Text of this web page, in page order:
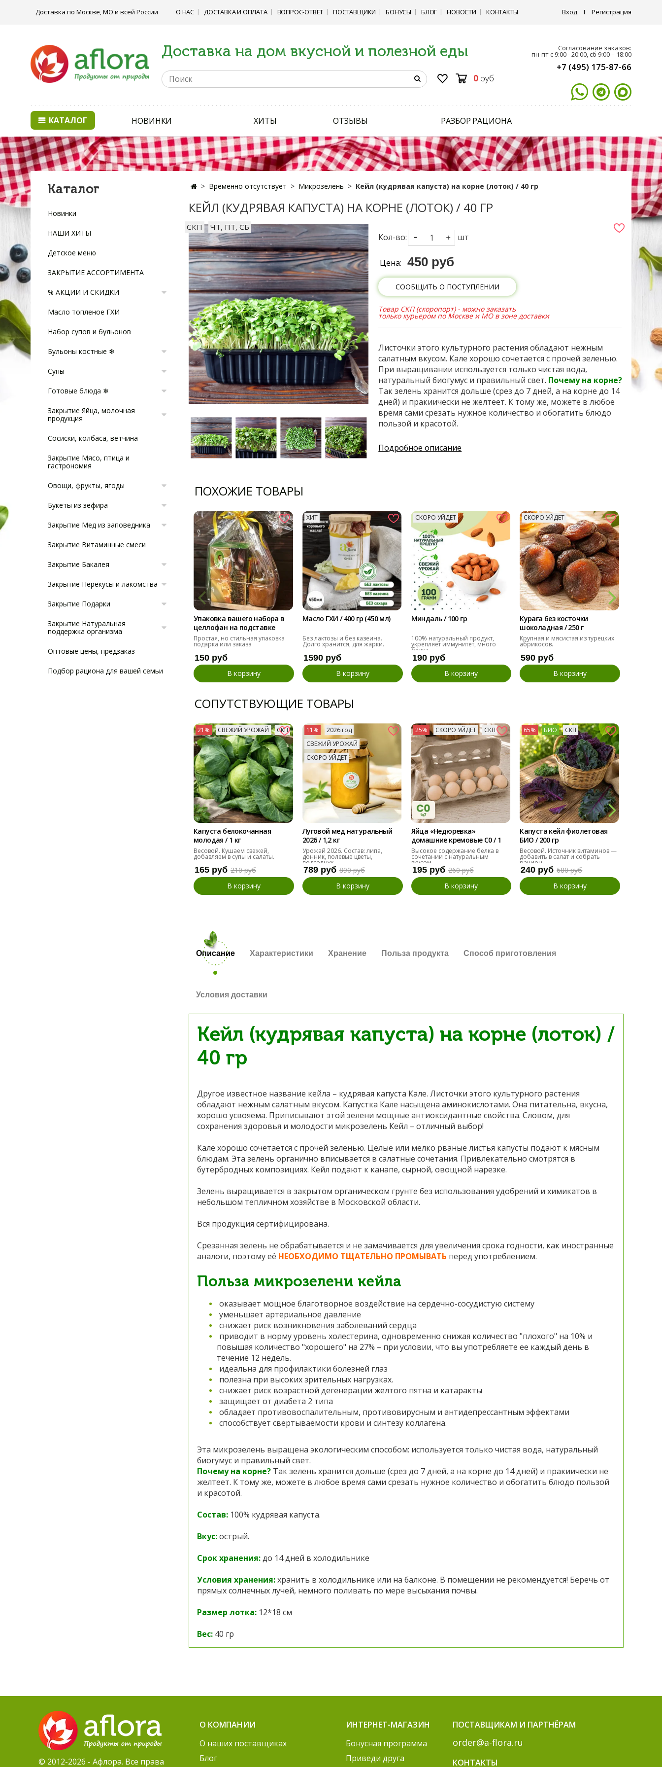
Доставка по Москве, МО и всей России О НАС ДОСТАВКА И ОПЛАТА ВОПРОС-ОТВЕТ ПОСТАВЩИКИ БОНУСЫ БЛОГ НОВОСТИ КОНТАКТЫ Вход I Регистрация
Доставка на дом вкусной и полезной еды
0 руб
Согласование заказов:
пн-пт с 9:00 - 20:00, сб 9:00 – 18:00
+7 (495) 175-87-66
КАТАЛОГ НОВИНКИ ХИТЫ ОТЗЫВЫ РАЗБОР РАЦИОНА
Временно отсутствует Микрозелень Кейл (кудрявая капуста) на корне (лоток) / 40 гр
КЕЙЛ (КУДРЯВАЯ КАПУСТА) НА КОРНЕ (ЛОТОК) / 40 ГР
СКП ЧТ, ПТ, СБ
Кол-во: шт
Цена: 450 руб
СООБЩИТЬ О ПОСТУПЛЕНИИ
Товар СКП (скоропорт) - можно заказать
только курьером по Москве и МО в зоне доставки
Листочки этого культурного растения обладают нежным
салатным вкусом. Кале хорошо сочетается с прочей зеленью.
При выращивании используется только чистая вода,
натуральный биогумус и правильный свет. Почему на корне?
Так зелень хранится дольше (срез до 7 дней, а на корне до 14
дней) и пракиически не желтеет. К тому же, можете в любое
время сами срезать нужное количество и обогатить блюдо
пользой и красотой.
Подробное описание
ПОХОЖИЕ ТОВАРЫ
Упаковка вашего набора в
целлофан на подставке
Простая, но стильная упаковка
подарка или заказа
150 руб
В корзину
ХИТ
Масло ГХИ / 400 гр (450 мл)
Без лактозы и без казеина.
Долго хранится, для жарки.
1590 руб
В корзину
СКОРО УЙДЕТ
Миндаль / 100 гр
100% натуральный продукт,
укрепляет иммунитет, много
белка.
190 руб
В корзину
СКОРО УЙДЕТ
Курага без косточки
шоколадная / 250 г
Крупная и мясистая из турецких
абрикосов.
590 руб
В корзину
СОПУТСТВУЮЩИЕ ТОВАРЫ
21% СВЕЖИЙ УРОЖАЙ СКП
Капуста белокочанная
молодая / 1 кг
Весовой. Кушаем свежей,
добавляем в супы и салаты.
165 руб 210 руб
В корзину
11%
2026 год
СВЕЖИЙ УРОЖАЙ
СКОРО УЙДЕТ
Луговой мед натуральный
2026 / 1,2 кг
Урожай 2026. Состав: липа,
донник, полевые цветы,
подсолнух
789 руб 890 руб
В корзину
25% СКОРО УЙДЕТ СКП
Яйца «Недюревка»
домашние кремовые С0 / 1
десяток
Высокое содержание белка в
сочетании с натуральным
вкусом.
195 руб 260 руб
В корзину
65% БИО СКП
Капуста кейл фиолетовая
БИО / 200 гр
Весовой. Источник витаминов —
добавить в салат и собрать
рацион.
240 руб 680 руб
В корзину
Описание
Кейл (кудрявая капуста) на корне (лоток) /
40 гр
Другое известное название кейла – кудрявая капуста Кале. Листочки этого культурного растения
обладают нежным салатным вкусом. Капустка Кале насыщена аминокислотами. Она питательна, вкусна,
хорошо усвояема. Приписывают этой зелени мощные антиоксидантные свойства. Словом, для
сохранения здоровья и молодости микрозелень Кейл – отличный выбор!
Кале хорошо сочетается с прочей зеленью. Целые или мелко рваные листья капусты подают к мясным
блюдам. Эта зелень органично вписывается в салатные сочетания. Привлекательно смотрятся в
бутербродных композициях. Кейл подают к канапе, сырной, овощной нарезке.
Зелень выращивается в закрытом органическом грунте без использования удобрений и химикатов в
небольшом тепличном хозяйстве в Московской области.
Вся продукция сертифицирована.
Срезанная зелень не обрабатывается и не замачивается для увеличения срока годности, как иностранные
аналоги, поэтому её НЕОБХОДИМО ТЩАТЕЛЬНО ПРОМЫВАТЬ перед употреблением.
Польза микрозелени кейла
оказывает мощное благотворное воздействие на сердечно-сосудистую систему
уменьшает артериальное давление
снижает риск возникновения заболеваний сердца
приводит в норму уровень холестерина, одновременно снижая количество "плохого" на 10% и
повышая количество "хорошего" на 27% – при условии, что вы употребляете ее каждый день в
течение 12 недель.
идеальна для профилактики болезней глаз
полезна при высоких зрительных нагрузках.
снижает риск возрастной дегенерации желтого пятна и катаракты
защищает от диабета 2 типа
обладает противовоспалительным, противовирусным и антидепрессантным эффектами
способствует свертываемости крови и синтезу коллагена.
Эта микрозелень выращена экологическим способом: используется только чистая вода, натуральный
биогумус и правильный свет.
Почему на корне? Так зелень хранится дольше (срез до 7 дней, а на корне до 14 дней) и пракиически не
желтеет. К тому же, можете в любое время сами срезать нужное количество и обогатить блюдо пользой
и красотой.
Состав: 100% кудрявая капуста.
Вкус:острый.
Срок хранения:до 14 дней в холодильнике
Условия хранения:хранить в холодильнике или на балконе. В помещении не рекомендуется! Беречь от
прямых солнечных лучей, немного поливать по мере высыхания почвы.
Размер лотка: 12*18 см
Вес: 40 гр
Характеристики Хранение Польза продукта Способ приготовления
Условия доставки
Каталог
Новинки
НАШИ ХИТЫ
Детское меню
ЗАКРЫТИЕ АССОРТИМЕНТА
% АКЦИИ И СКИДКИ
Масло топленое ГХИ
Набор супов и бульонов
Бульоны костные ❄
Супы
Готовые блюда ❄
Закрытие Яйца, молочная
продукция
Сосиски, колбаса, ветчина
Закрытие Мясо, птица и
гастрономия
Овощи, фрукты, ягоды
Букеты из зефира
Закрытие Мед из заповедника
Закрытие Витаминные смеси
Закрытие Бакалея
Закрытие Перекусы и лакомства
Закрытие Подарки
Закрытие Натуральная
поддержка организма
Оптовые цены, предзаказ
Подбор рациона для вашей семьи
© 2012-2026 - Афлора. Все права
О КОМПАНИИ
О наших поставщиках
Блог
ИНТЕРНЕТ-МАГАЗИН
Бонусная программа
Приведи друга
ПОСТАВЩИКАМ И ПАРТНЁРАМ
order@a-flora.ru
КОНТАКТЫ